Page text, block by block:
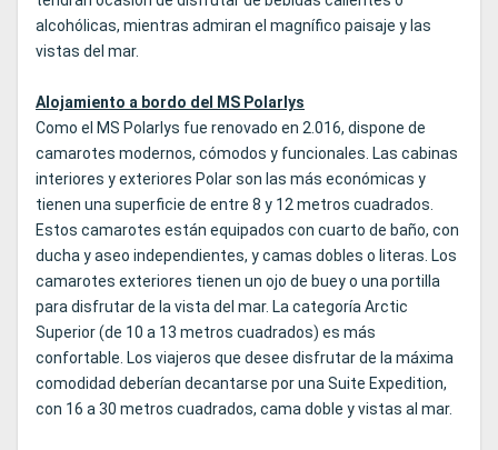
alcohólicas, mientras admiran el magnífico paisaje y las
vistas del mar.
Alojamiento a bordo del MS Polarlys
Como el MS Polarlys fue renovado en 2.016, dispone de
camarotes modernos, cómodos y funcionales. Las cabinas
interiores y exteriores Polar son las más económicas y
tienen una superficie de entre 8 y 12 metros cuadrados.
Estos camarotes están equipados con cuarto de baño, con
ducha y aseo independientes, y camas dobles o literas. Los
camarotes exteriores tienen un ojo de buey o una portilla
para disfrutar de la vista del mar. La categoría Arctic
Superior (de 10 a 13 metros cuadrados) es más
confortable. Los viajeros que desee disfrutar de la máxima
comodidad deberían decantarse por una Suite Expedition,
con 16 a 30 metros cuadrados, cama doble y vistas al mar.